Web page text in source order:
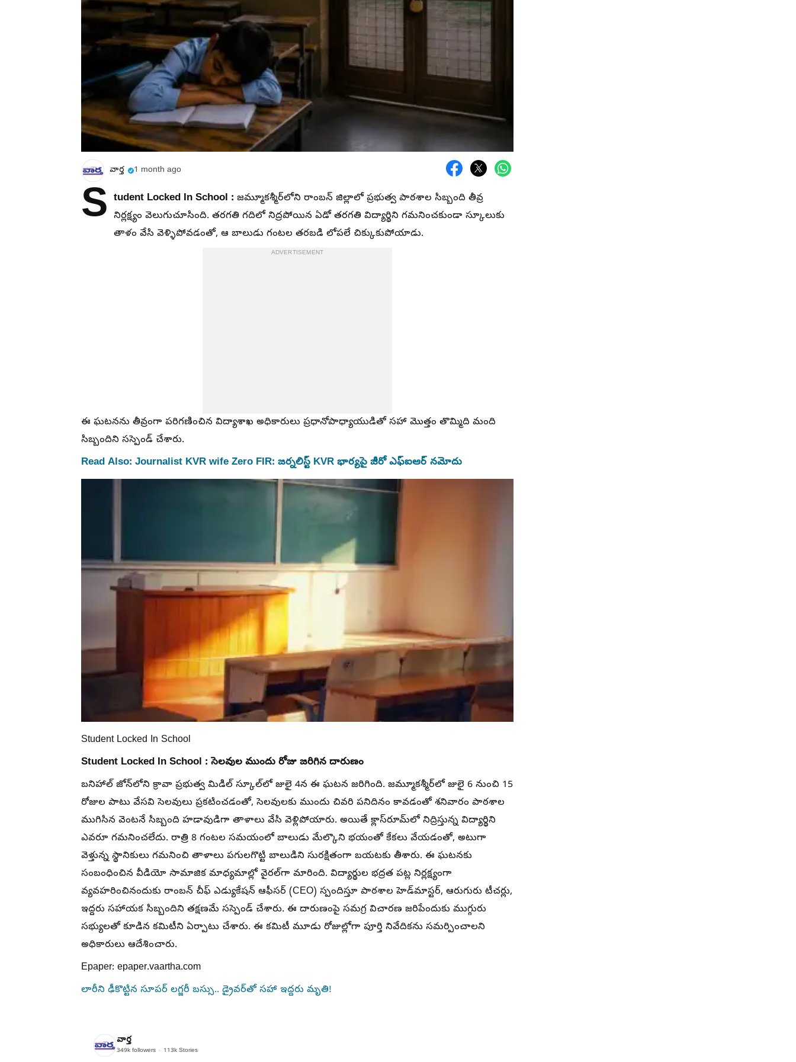
వార్త 1 month ago
S tudent Locked In School : జమ్మూకశ్మీర్‌లోని రాంబన్ జిల్లాలో ప్రభుత్వ పాఠశాల సిబ్బంది తీవ్ర
నిర్లక్ష్యం వెలుగుచూసింది. తరగతి గదిలో నిద్రపోయిన ఏడో తరగతి విద్యార్థిని గమనించకుండా స్కూలుకు
తాళం వేసి వెళ్ళిపోవడంతో, ఆ బాలుడు గంటల తరబడి లోపలే చిక్కుకుపోయాడు.
ADVERTISEMENT
ఈ ఘటనను తీవ్రంగా పరిగణించిన విద్యాశాఖ అధికారులు ప్రధానోపాధ్యాయుడితో సహా మొత్తం తొమ్మిది మంది
సిబ్బందిని సస్పెండ్ చేశారు.
Read Also: Journalist KVR wife Zero FIR: జర్నలిస్ట్ KVR భార్యపై జీరో ఎఫ్‌ఐఆర్ నమోదు
Student Locked In School
Student Locked In School : సెలవుల ముందు రోజు జరిగిన దారుణం
బనిహాల్ జోన్‌లోని క్రావా ప్రభుత్వ మిడిల్ స్కూల్‌లో జులై 4న ఈ ఘటన జరిగింది. జమ్మూకశ్మీర్‌లో జులై 6 నుంచి 15
రోజుల పాటు వేసవి సెలవులు ప్రకటించడంతో, సెలవులకు ముందు చివరి పనిదినం కావడంతో శనివారం పాఠశాల
ముగిసిన వెంటనే సిబ్బంది హడావుడిగా తాళాలు వేసి వెళ్లిపోయారు. అయితే క్లాస్‌రూమ్‌లో నిద్రిస్తున్న విద్యార్థిని
ఎవరూ గమనించలేదు. రాత్రి 8 గంటల సమయంలో బాలుడు మేల్కొని భయంతో కేకలు వేయడంతో, అటుగా
వెళ్తున్న స్థానికులు గమనించి తాళాలు పగులగొట్టి బాలుడిని సురక్షితంగా బయటకు తీశారు. ఈ ఘటనకు
సంబంధించిన వీడియో సామాజిక మాధ్యమాల్లో వైరల్‌గా మారింది. విద్యార్థుల భద్రత పట్ల నిర్లక్ష్యంగా
వ్యవహరించినందుకు రాంబన్ చీఫ్ ఎడ్యుకేషన్ ఆఫీసర్ (CEO) స్పందిస్తూ పాఠశాల హెడ్‌మాస్టర్, ఆరుగురు టీచర్లు,
ఇద్దరు సహాయక సిబ్బందిని తక్షణమే సస్పెండ్ చేశారు. ఈ దారుణంపై సమగ్ర విచారణ జరిపేందుకు ముగ్గురు
సభ్యులతో కూడిన కమిటీని ఏర్పాటు చేశారు. ఈ కమిటీ మూడు రోజుల్లోగా పూర్తి నివేదికను సమర్పించాలని
అధికారులు ఆదేశించారు.
Epaper: epaper.vaartha.com
లారీని ఢీకొట్టిన సూపర్ లగ్జరీ బస్సు.. డ్రైవర్‌తో సహా ఇద్దరు మృతి!
వార్త
349k followers 113k Stories